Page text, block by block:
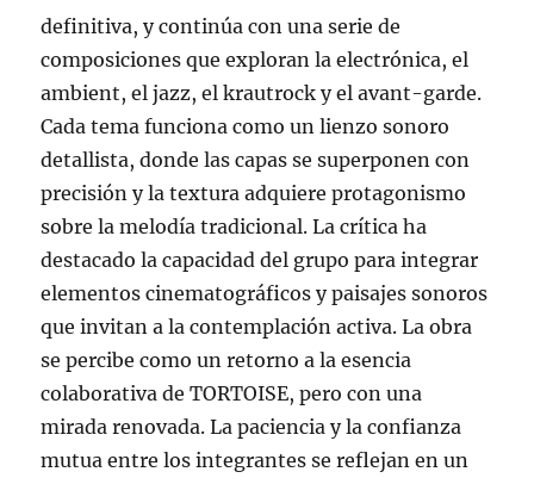
definitiva, y continúa con una serie de
composiciones que exploran la electrónica, el
ambient, el jazz, el krautrock y el avant-garde.
Cada tema funciona como un lienzo sonoro
detallista, donde las capas se superponen con
precisión y la textura adquiere protagonismo
sobre la melodía tradicional. La crítica ha
destacado la capacidad del grupo para integrar
elementos cinematográficos y paisajes sonoros
que invitan a la contemplación activa. La obra
se percibe como un retorno a la esencia
colaborativa de TORTOISE, pero con una
mirada renovada. La paciencia y la confianza
mutua entre los integrantes se reflejan en un